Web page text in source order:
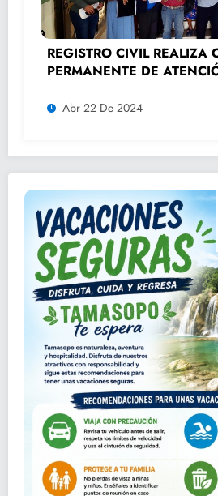
REGISTRO CIVIL REALIZA
PERMANENTE DE
ADULTOS MAYORES.
Abr 22 De 2024